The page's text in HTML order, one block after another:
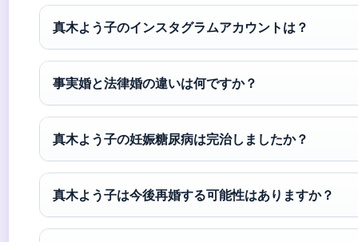
真木よう子のインスタグラムアカウントは？
事実婚と法律婚の違いは何ですか？
真木よう子の妊娠糖尿病は完治しましたか？
真木よう子は今後再婚する可能性はありますか？